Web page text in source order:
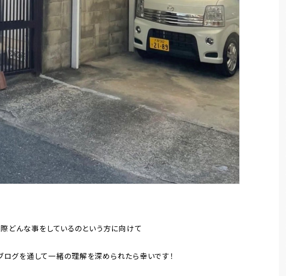
どんな事をしているのという方に向けて
グを通して一緒の理解を深められたら幸いです！